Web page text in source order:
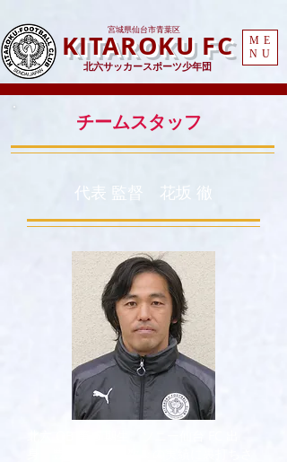
​宮城県仙台市青葉区
KITAROKU FC
北六サッカースポーツ少年団
ME
NU
​チームスタッフ
​代表 監督 花坂 徹